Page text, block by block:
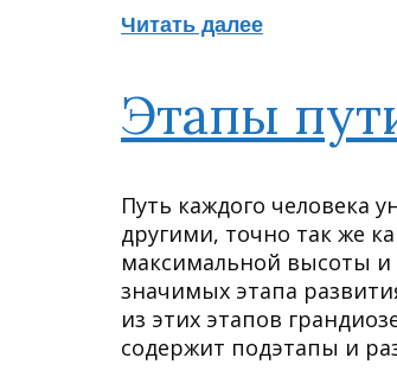
Читать далее
Этапы
Путь каждого человека
другими, точно так же
максимальной высоты и
значимых этапа
из этих этапов
содержит подэтапы и